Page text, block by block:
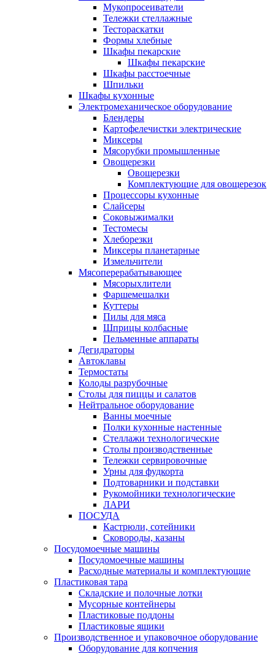
Мукопросеиватели
Тележки стеллажные
Тестораскатки
Формы хлебные
Шкафы пекарские
Шкафы пекарские
Шкафы расстоечные
Шпильки
Шкафы кухонные
Электромеханическое оборудование
Блендеры
Картофелечистки электрические
Миксеры
Мясорубки промышленные
Овощерезки
Овощерезки
Комплектующие для овощерезок
Процессоры кухонные
Слайсеры
Соковыжималки
Тестомесы
Хлеборезки
Миксеры планетарные
Измельчители
Мясоперерабатывающее
Мясорыхлители
Фаршемешалки
Куттеры
Пилы для мяса
Шприцы колбасные
Пельменные аппараты
Дегидраторы
Автоклавы
Термостаты
Колоды разрубочные
Столы для пиццы и салатов
Нейтральное оборудование
Ванны моечные
Полки кухонные настенные
Стеллажи технологические
Столы производственные
Тележки сервировочные
Урны для фудкорта
Подтоварники и подставки
Рукомойники технологические
ЛАРИ
ПОСУДА
Кастрюли, сотейники
Сковороды, казаны
Посудомоечные машины
Посудомоечные машины
Расходные материалы и комплектующие
Пластиковая тара
Складские и полочные лотки
Мусорные контейнеры
Пластиковые поддоны
Пластиковые ящики
Производственное и упаковочное оборудование
Оборудование для копчения